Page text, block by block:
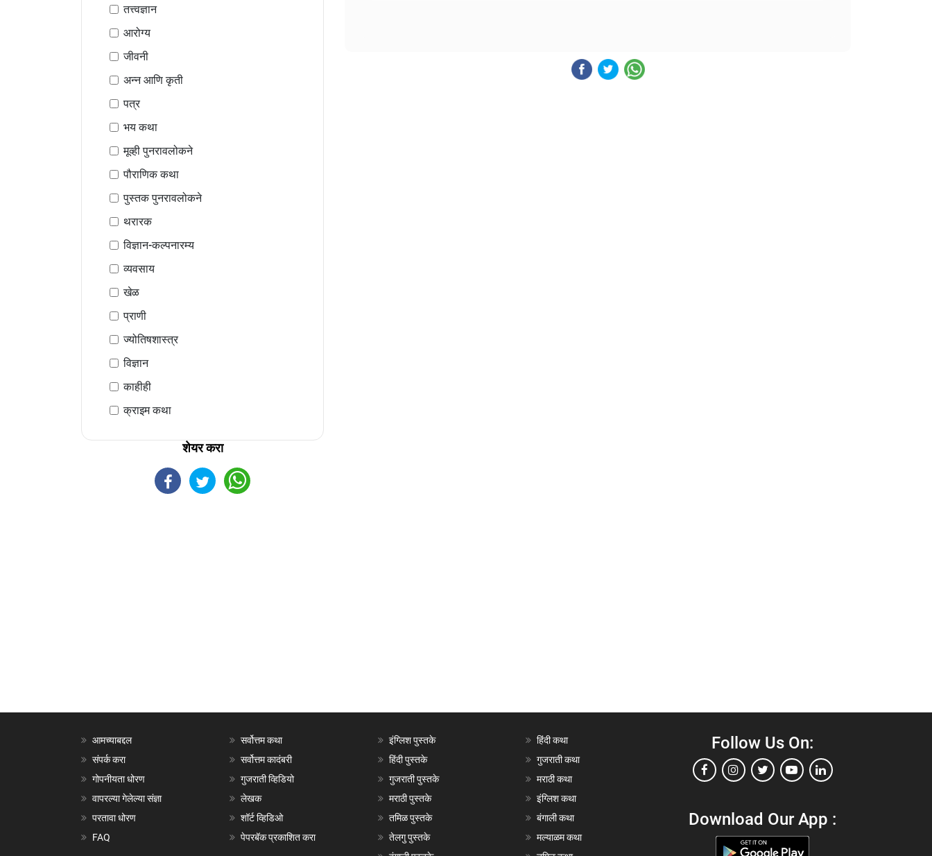
तत्त्वज्ञान
आरोग्य
जीवनी
अन्न आणि कृती
पत्र
भय कथा
मूव्ही पुनरावलोकने
पौराणिक कथा
पुस्तक पुनरावलोकने
थरारक
विज्ञान-कल्पनारम्य
व्यवसाय
खेळ
प्राणी
ज्योतिषशास्त्र
विज्ञान
काहीही
क्राइम कथा
शेयर करा
आमच्याबद्दल
संपर्क करा
गोपनीयता धोरण
वापरल्या गेलेल्या संज्ञा
परतावा धोरण
FAQ
सर्वोत्तम कथा
सर्वोत्तम कादंबरी
गुजराती व्हिडियो
लेखक
शॉर्ट व्हिडिओ
पेपरबॅक प्रकाशित करा
इंग्लिश पुस्तके
हिंदी पुस्तके
गुजराती पुस्तके
मराठी पुस्तके
तमिळ पुस्तके
तेलगु पुस्तके
हिंदी कथा
गुजराती कथा
मराठी कथा
इंग्लिश कथा
बंगाली कथा
मल्याळम कथा
Follow Us On:
Download Our App :